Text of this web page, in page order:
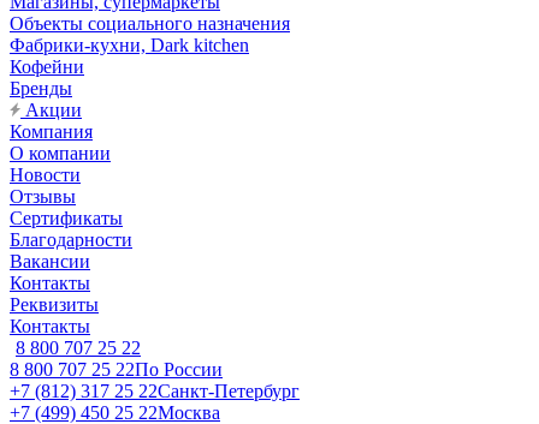
Объекты социального назначения
Фабрики-кухни, Dark kitchen
Кофейни
Бренды
Акции
Компания
О компании
Новости
Отзывы
Сертификаты
Благодарности
Вакансии
Контакты
Реквизиты
Контакты
8 800 707 25 22
8 800 707 25 22По России
+7 (812) 317 25 22Санкт-Петербург
+7 (499) 450 25 22Москва